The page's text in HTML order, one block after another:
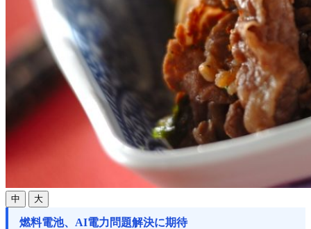
中 大
燃料電池、AI電力問題解決に期待